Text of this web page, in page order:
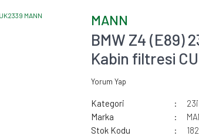
MANN
BMW Z4 (E89)
Kabin filtresi
Yorum Yap
Kategori
Marka
Stok Kodu